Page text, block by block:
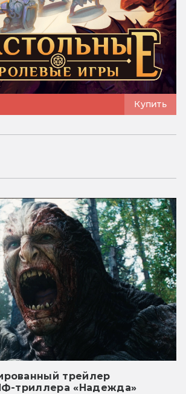
Купить
трейлер
триллера «Надежда»